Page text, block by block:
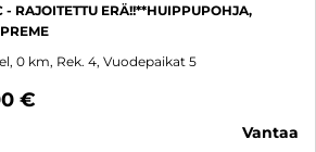
RAJOITETTU ERÄ!!**HUIPPUPOHJA,
0 km, Rek. 4, Vuodepaikat 5
€
vantaa